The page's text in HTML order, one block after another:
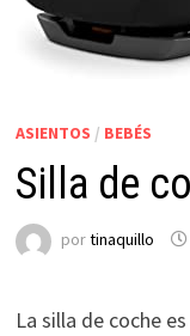
ASIENTOS / BEBÉS
Silla de
portinaquillo
La silla de coche